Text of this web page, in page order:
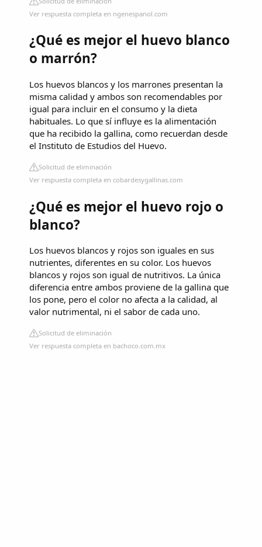
Ver respuesta completa en ngenespanol.com
¿Qué es mejor el huevo blanco
o marrón?
Los huevos blancos y los marrones presentan la
misma calidad y ambos son recomendables por
igual para incluir en el consumo y la dieta
habituales. Lo que sí influye es la alimentación
que ha recibido la gallina, como recuerdan desde
el Instituto de Estudios del Huevo.
Solicitud de eliminación
Ver respuesta completa en cobardesygallinas.com
¿Qué es mejor el huevo rojo o
blanco?
Los huevos blancos y rojos son iguales en sus
nutrientes, diferentes en su color. Los huevos
blancos y rojos son igual de nutritivos. La única
diferencia entre ambos proviene de la gallina que
los pone, pero el color no afecta a la calidad, al
valor nutrimental, ni el sabor de cada uno.
Solicitud de eliminación
Ver respuesta completa en bachoco.com.mx